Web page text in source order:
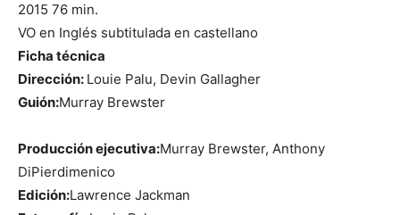
2015 76 min.
VO en Inglés subtitulada en castellano
Ficha técnica
Dirección: Louie Palu, Devin Gallagher
Guión:Murray Brewster
Producción ejecutiva:Murray Brewster, Anthony
DiPierdimenico
Edición:Lawrence Jackman